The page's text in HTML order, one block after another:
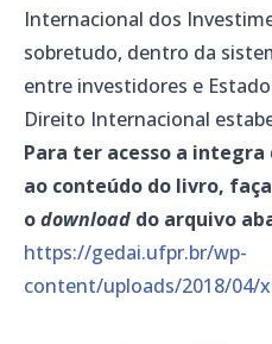
Internacional dos
sobretudo, dentro da
entre investidores e
Direito Internacional
Para ter acesso a
ao conteúdo do livro,
odownload do arquivo
https://gedai.ufpr.br/wp-
content/uploads/2018/04/